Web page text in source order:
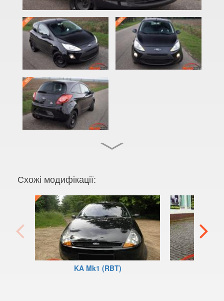
Focus C-Max (DM2)
EcoSport Mk2
EDGE Mk2 (CD4)
Explorer III (U152)
Explorer IV (U251)
Explorer V (U502)
Focus Mk2 С307 (CB4)
Focus Mk3 С346 (CB8)
Fiesta Mk7 (JA8)
Fiesta Mk8
Fiesta Active Mk8
F-150 XII (P415)
Схожі модифікації:
KA Mk1 (RBT)